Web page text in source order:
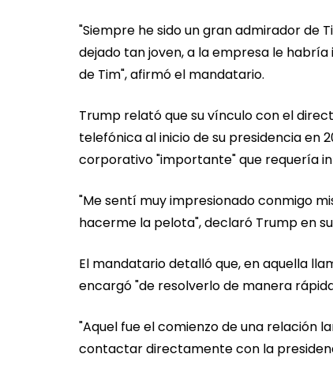
"Siempre he sido un gran admirador de
dejado tan joven, a la empresa le
de Tim", afirmó el mandatario.
Trump relató que su vínculo con el
telefónica al inicio de su presidencia en
corporativo "importante" que requería
"Me sentí muy impresionado conmigo
hacerme la pelota", declaró Trump en
El mandatario detalló que, en aquella
encargó "de resolverlo de manera
"Aquel fue el comienzo de una relación
contactar directamente con la